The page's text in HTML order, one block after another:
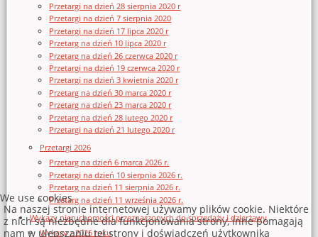
Przetargi na dzień 28 sierpnia 2020 r
Przetargi na dzień 7 sierpnia 2020
Przetargi na dzień 17 lipca 2020 r
Przetarg na dzień 10 lipca 2020 r
Przetarg na dzień 26 czerwca 2020 r
Przetargi na dzień 19 czerwca 2020 r
Przetargi na dzień 3 kwietnia 2020 r
Przetarg na dzień 30 marca 2020 r
Przetarg na dzień 23 marca 2020 r
Przetarg na dzień 28 lutego 2020 r
Przetargi na dzień 21 lutego 2020 r
Przetargi 2026
Przetarg na dzień 6 marca 2026 r.
Przetargi na dzień 10 sierpnia 2026 r.
Przetarg na dzień 11 sierpnia 2026 r.
Przetarg na dzień 11 września 2026 r.
Wykazy nieruchomości przeznaczonych do sprzedaży i dzierżawy
Wykazy z 2026 roku
We use cookies
Na naszej stronie internetowej używamy plików cookie. Niektóre
z nich są niezbędne dla funkcjonowania strony, inne pomagają
nam w ulepszaniu tej strony i doświadczeń użytkownika